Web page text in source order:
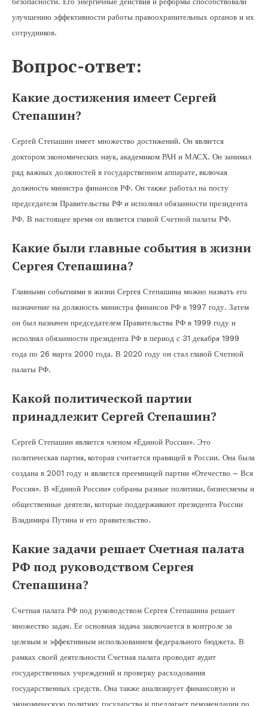
улучшению эффективности работы правоохранительных органов и их
сотрудников.
Вопрос-ответ:
Какие достижения имеет Сергей
Степашин?
Сергей Степашин имеет множество достижений. Он является
доктором экономических наук, академиком РАН и МАСХ. Он занимал
ряд важных должностей в государственном аппарате, включая
должность министра финансов РФ. Он также работал на посту
председателя Правительства РФ и исполнял обязанности президента
РФ. В настоящее время он является главой Счетной палаты РФ.
Какие были главные события в жизни
Сергея Степашина?
Главными событиями в жизни Сергея Степашина можно назвать его
назначение на должность министра финансов РФ в 1997 году. Затем
он был назначен председателем Правительства РФ в 1999 году и
исполнял обязанности президента РФ в период с 31 декабря 1999
года по 26 марта 2000 года. В 2020 году он стал главой Счетной
палаты РФ.
Какой политической партии
принадлежит Сергей Степашин?
Сергей Степашин является членом «Единой России». Это
политическая партия, которая считается правящей в России. Она была
создана в 2001 году и является преемницей партии «Отечество – Вся
Россия». В «Единой России» собраны разные политики, бизнесмены и
общественные деятели, которые поддерживают президента России
Владимира Путина и его правительство.
Какие задачи решает Счетная палата
РФ под руководством Сергея
Степашина?
Счетная палата РФ под руководством Сергея Степашина решает
множество задач. Ее основная задача заключается в контроле за
целевым и эффективным использованием федерального бюджета. В
рамках своей деятельности Счетная палата проводит аудит
государственных учреждений и проверку расходования
государственных средств. Она также анализирует финансовую и
экономическую политику государства и предлагает рекомендации по